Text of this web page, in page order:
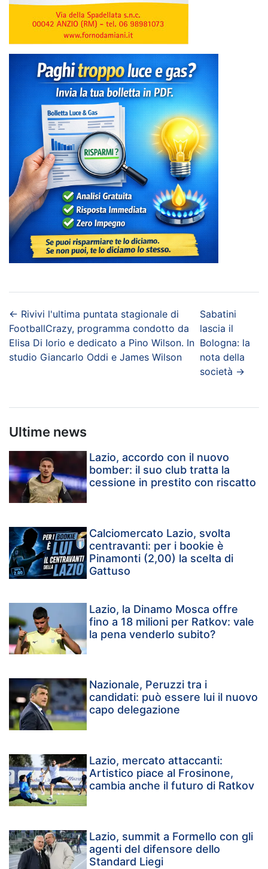
← Rivivi l'ultima puntata stagionale di
FootballCrazy, programma condotto da
Elisa Di Iorio e dedicato a Pino Wilson. In
studio Giancarlo Oddi e James Wilson
Sabatini
lascia il
Bologna: la
nota della
società →
Ultime news
Lazio, accordo con il nuovo
bomber: il suo club tratta la
cessione in prestito con riscatto
Calciomercato Lazio, svolta
centravanti: per i bookie è
Pinamonti (2,00) la scelta di
Gattuso
Lazio, la Dinamo Mosca offre
fino a 18 milioni per Ratkov: vale
la pena venderlo subito?
Nazionale, Peruzzi tra i
candidati: può essere lui il nuovo
capo delegazione
Lazio, mercato attaccanti:
Artistico piace al Frosinone,
cambia anche il futuro di Ratkov
Lazio, summit a Formello con gli
agenti del difensore dello
Standard Liegi